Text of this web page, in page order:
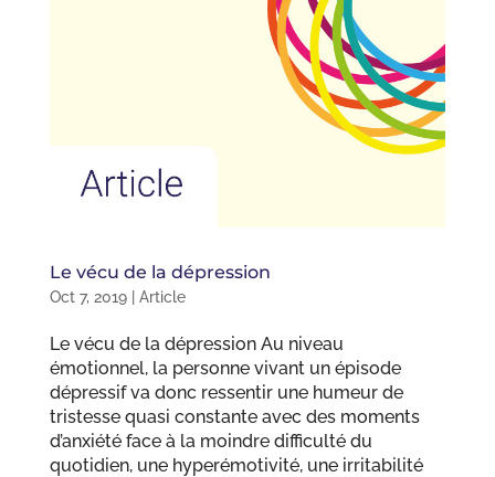
Le vécu de la dépression
Oct 7, 2019| Article
Le vécu de la dépression Au niveau
émotionnel, la personne vivant un épisode
dépressif va donc ressentir une humeur de
tristesse quasi constante avec des moments
d’anxiété face à la moindre difficulté du
quotidien, une hyperémotivité, une irritabilité